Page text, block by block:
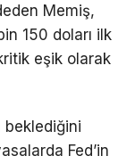
Memiş,
150 doları ilk
eşik olarak
beklediğini
Fed’in